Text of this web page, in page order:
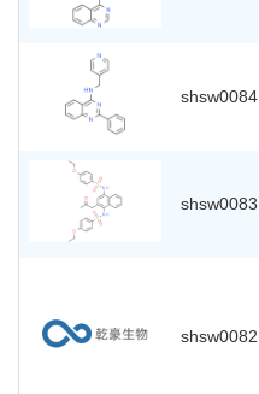
shsw0084
shsw0083
shsw0082